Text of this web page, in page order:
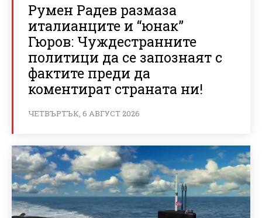
Румен Радев размаза
италианците и “юнак”
Гюров: Чуждестранните
политици да се запознаят с
фактите преди да
коментират страната ни!
ЧЕТВЪРТЪК, 6 АВГУСТ 2026